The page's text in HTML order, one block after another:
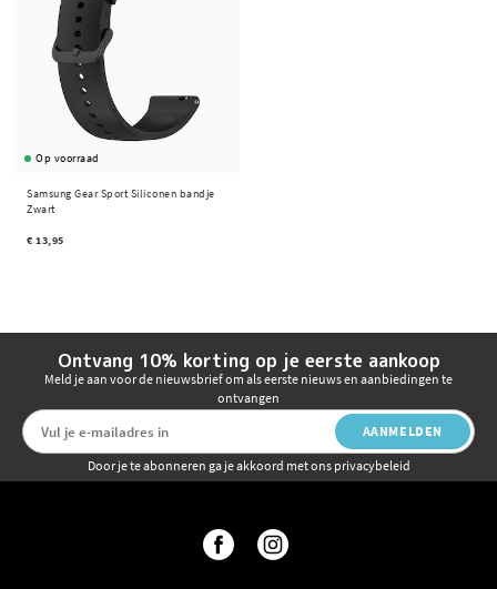
Op voorraad
Samsung Gear Sport Siliconen bandje
Zwart
€ 13,95
Ontvang 10% korting op je eerste aankoop
Meld je aan voor de nieuwsbrief om als eerste nieuws en aanbiedingen te
ontvangen
AANMELDEN
Door je te abonneren ga je akkoord met ons privacybeleid